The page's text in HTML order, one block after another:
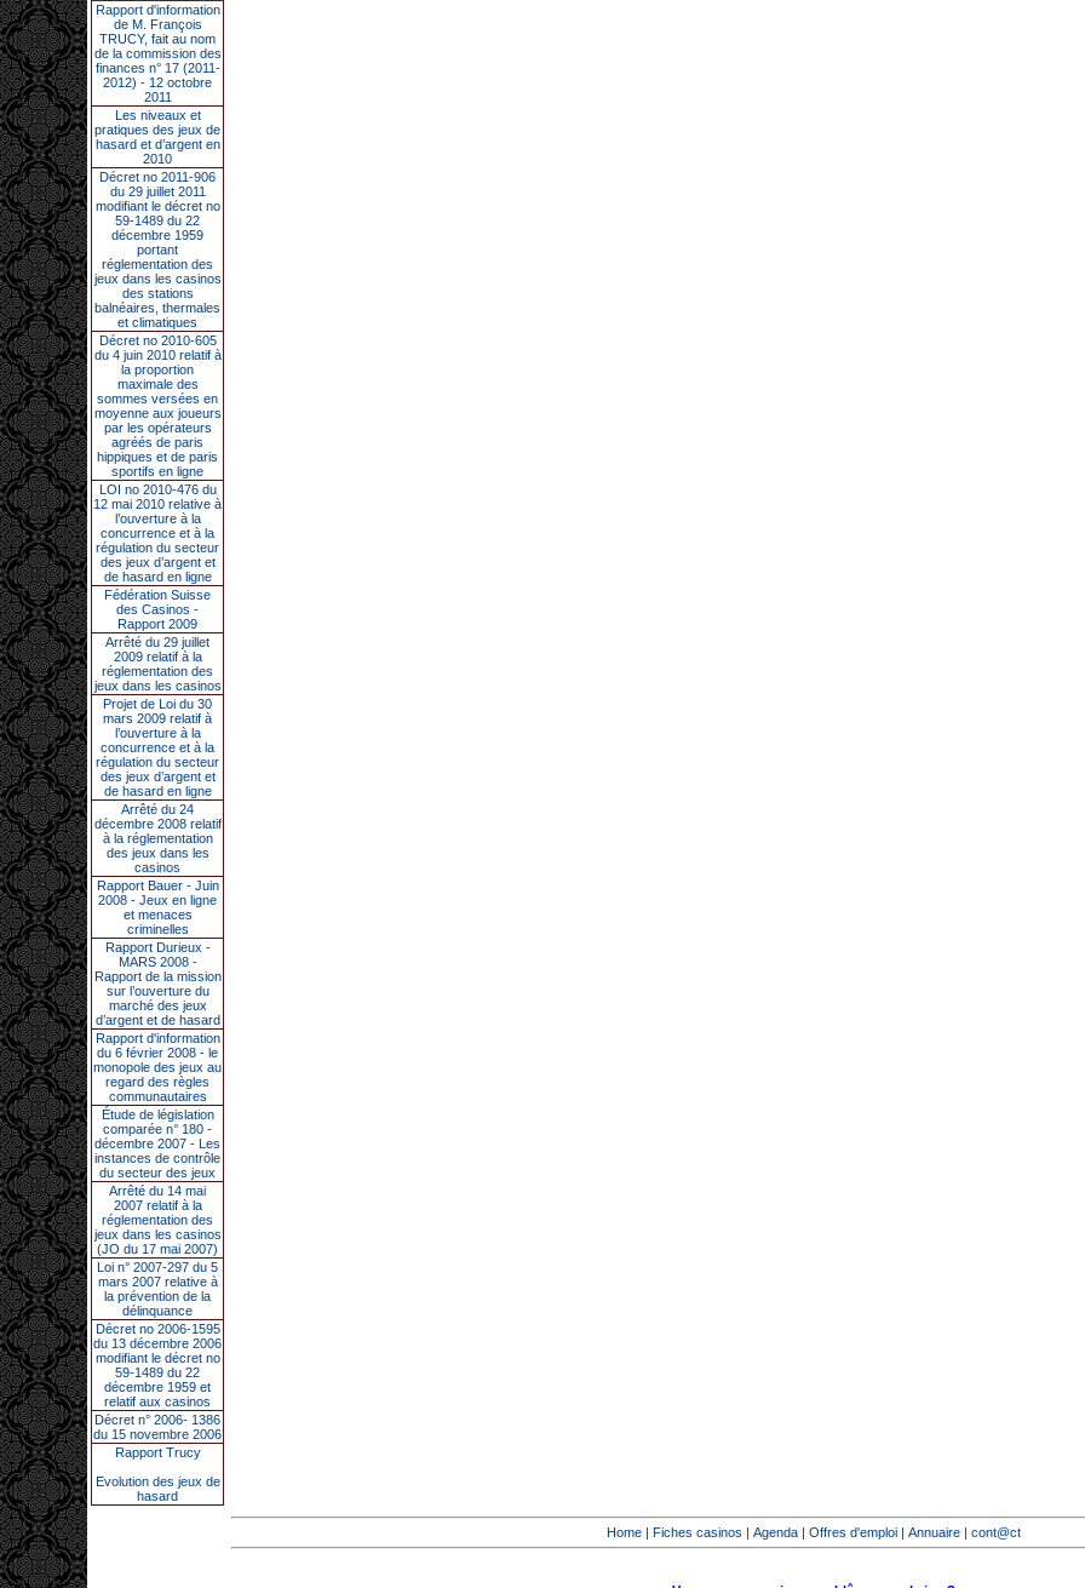
Rapport d'information
de M. François
TRUCY, fait au nom
de la commission des
finances n° 17 (2011-
2012) - 12 octobre
2011
Les niveaux et
pratiques des jeux de
hasard et d’argent en
2010
Décret no 2011-906
du 29 juillet 2011
modifiant le décret no
59-1489 du 22
décembre 1959
portant
réglementation des
jeux dans les casinos
des stations
balnéaires, thermales
et climatiques
Décret no 2010-605
du 4 juin 2010 relatif à
la proportion
maximale des
sommes versées en
moyenne aux joueurs
par les opérateurs
agréés de paris
hippiques et de paris
sportifs en ligne
LOI no 2010-476 du
12 mai 2010 relative à
l’ouverture à la
concurrence et à la
régulation du secteur
des jeux d’argent et
de hasard en ligne
Fédération Suisse
des Casinos -
Rapport 2009
Arrêté du 29 juillet
2009 relatif à la
réglementation des
jeux dans les casinos
Projet de Loi du 30
mars 2009 relatif à
l’ouverture à la
concurrence et à la
régulation du secteur
des jeux d’argent et
de hasard en ligne
Arrêté du 24
décembre 2008 relatif
à la réglementation
des jeux dans les
casinos
Rapport Bauer - Juin
2008 - Jeux en ligne
et menaces
criminelles
Rapport Durieux -
MARS 2008 -
Rapport de la mission
sur l’ouverture du
marché des jeux
d’argent et de hasard
Rapport d'information
du 6 février 2008 - le
monopole des jeux au
regard des règles
communautaires
Étude de législation
comparée n° 180 -
décembre 2007 - Les
instances de contrôle
du secteur des jeux
Arrêté du 14 mai
2007 relatif à la
réglementation des
jeux dans les casinos
(JO du 17 mai 2007)
Loi n° 2007-297 du 5
mars 2007 relative à
la prévention de la
délinquance
Décret no 2006-1595
du 13 décembre 2006
modifiant le décret no
59-1489 du 22
décembre 1959 et
relatif aux casinos
Décret n° 2006- 1386
du 15 novembre 2006
Rapport Trucy
Evolution des jeux de
hasard
Home | Fiches casinos | Agenda | Offres d'emploi | Annuaire | cont@ct